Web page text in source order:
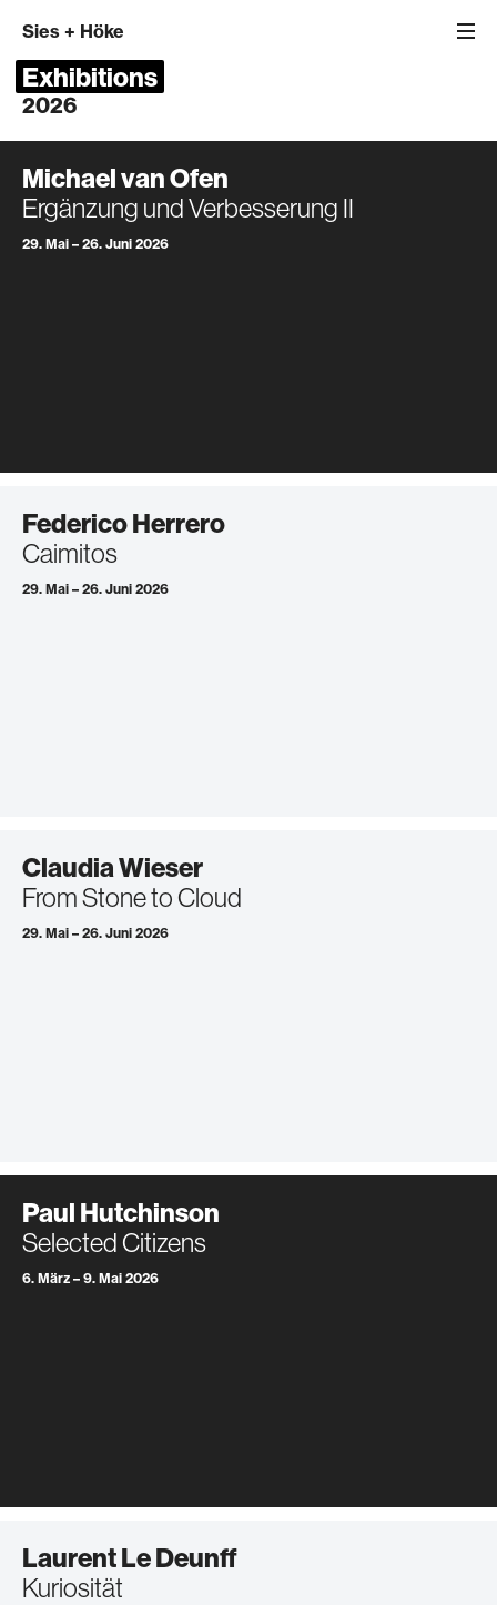
Sies + Höke
Exhibitions
2026
Michael van Ofen
Ergänzung und Verbesserung II
29. Mai – 26. Juni 2026
Federico Herrero
Caimitos
29. Mai – 26. Juni 2026
Claudia Wieser
From Stone to Cloud
29. Mai – 26. Juni 2026
Paul Hutchinson
Selected Citizens
6. März – 9. Mai 2026
Laurent Le Deunff
Kuriosität